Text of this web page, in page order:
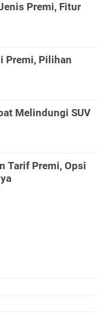
Premi, Fitur
Premi, Pilihan
Melindungi SUV
Tarif Premi, Opsi